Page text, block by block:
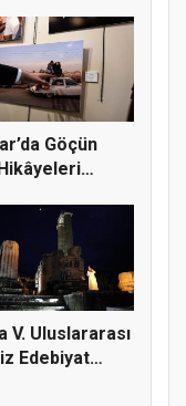
Göçün
V. Uluslararası
Edebiyat